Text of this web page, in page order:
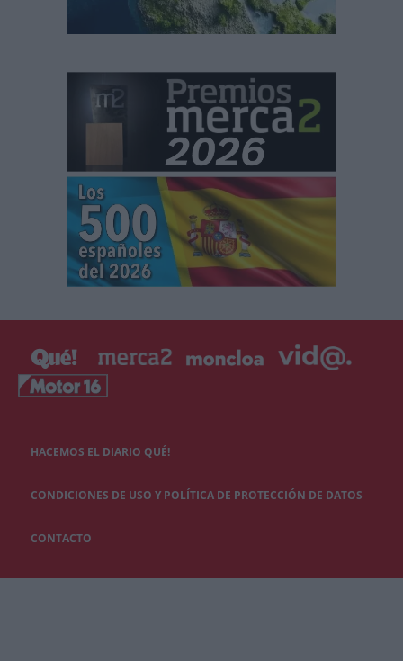
HACEMOS EL DIARIO QUÉ!
CONDICIONES DE USO Y POLÍTICA DE PROTECCIÓN DE DATOS
CONTACTO